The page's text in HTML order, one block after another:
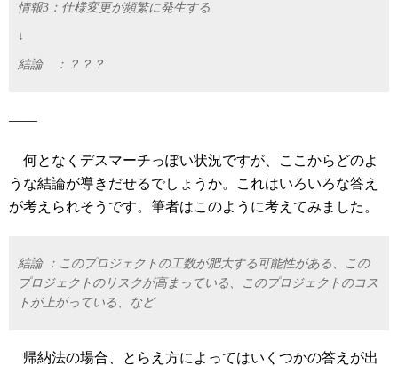
情報3：仕様変更が頻繁に発生する
↓
結論 ：？？？
――
何となくデスマーチっぽい状況ですが、ここからどのよ
うな結論が導きだせるでしょうか。これはいろいろな答え
が考えられそうです。筆者はこのように考えてみました。
結論 ：このプロジェクトの工数が肥大する可能性がある、この
プロジェクトのリスクが高まっている、このプロジェクトのコス
トが上がっている、など
帰納法の場合、とらえ方によってはいくつかの答えが出